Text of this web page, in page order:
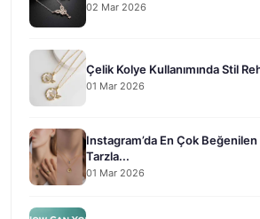
02 Mar 2026
Çelik Kolye Kullanımında Stil
01 Mar 2026
Instagram’da En Çok Beğenilen
Tarzla...
01 Mar 2026